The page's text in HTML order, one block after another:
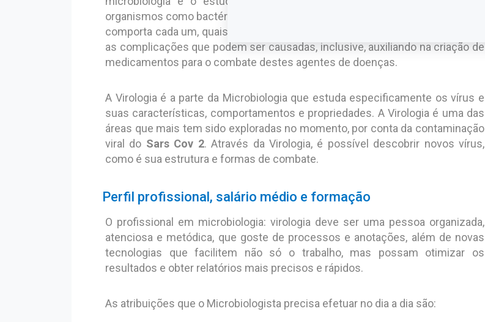
organismos como bactérias, fungos, protozoários e vírus, e entender como se
comporta cada um, quais doenças causam, como acontece contaminações e
as complicações que podem ser causadas, inclusive, auxiliando na criação de
medicamentos para o combate destes agentes de doenças.
A Virologia é a parte da Microbiologia que estuda especificamente os vírus e
suas características, comportamentos e propriedades. A Virologia é uma das
áreas que mais tem sido exploradas no momento, por conta da contaminação
viral do Sars Cov 2. Através da Virologia, é possível descobrir novos vírus,
como é sua estrutura e formas de combate.
Perfil profissional, salário médio e formação
O profissional em microbiologia: virologia deve ser uma pessoa organizada,
atenciosa e metódica, que goste de processos e anotações, além de novas
tecnologias que facilitem não só o trabalho, mas possam otimizar os
resultados e obter relatórios mais precisos e rápidos.
As atribuições que o Microbiologista precisa efetuar no dia a dia são: